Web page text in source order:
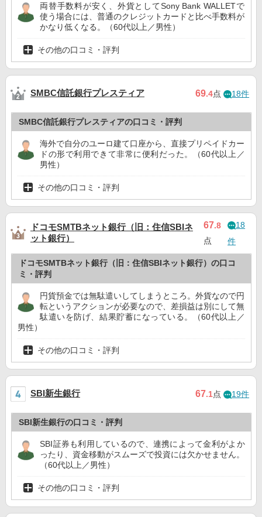
両替手数料が安く、外貨としてSony Bank WALLETで
使う場合には、普通のクレジットカードと比べ手数料が
かなり低くなる。（60代以上／男性）
その他の口コミ・評判
SMBC信託銀行プレスティア 69.4点 18件
SMBC信託銀行プレスティアの口コミ・評判
海外で自分のユーロ建て口座から、直接プリペイドカー
ドの形で利用できて非常に便利だった。（60代以上／
男性）
その他の口コミ・評判
ドコモSMTBネット銀行（旧：住信SBIネ
ット銀行）
67.8
点
18
件
ドコモSMTBネット銀行（旧：住信SBIネット銀行）の口コ
ミ・評判
円貨預金では無駄遣いしてしまうところ。外貨なので円
転というアクションが必要なので、差損益は別にして無
駄遣いを防げ、結果貯蓄になっている。（60代以上／
男性）
その他の口コミ・評判
SBI新生銀行 67.1点 19件
SBI新生銀行の口コミ・評判
SBI証券も利用しているので、連携によって金利がよか
ったり、資金移動がスムーズで投資には欠かせません。
（60代以上／男性）
その他の口コミ・評判